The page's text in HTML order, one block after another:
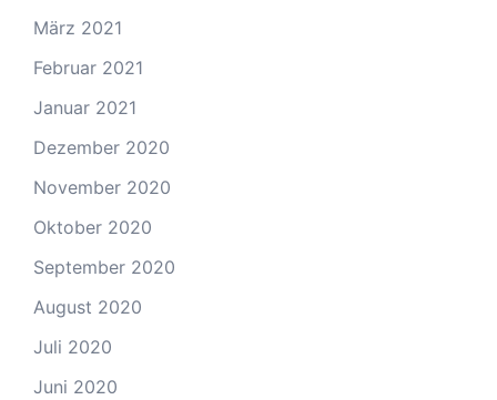
März 2021
Februar 2021
Januar 2021
Dezember 2020
November 2020
Oktober 2020
September 2020
August 2020
Juli 2020
Juni 2020